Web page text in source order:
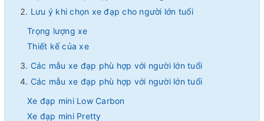
Lưu ý khi chọn xe đạp cho người lớn tuổi
Trọng lượng xe
Thiết kế của xe
Các mẫu xe đạp phù hợp với người lớn tuổi
Các mẫu xe đạp phù hợp với người lớn tuổi
Xe đạp mini Low Carbon
Xe đạp mini Pretty